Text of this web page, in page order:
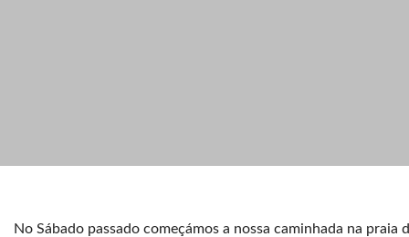
No Sábado passado começámos a nossa caminhada na